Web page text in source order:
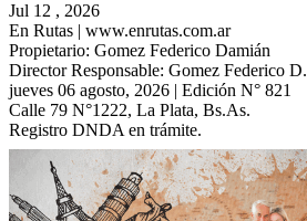
Jul 12 , 2026
En Rutas | www.enrutas.com.ar
Propietario: Gomez Federico Damián
Director Responsable: Gomez Federico D.
jueves 06 agosto, 2026 | Edición N° 821
Calle 79 N°1222, La Plata, Bs.As.
Registro DNDA en trámite.